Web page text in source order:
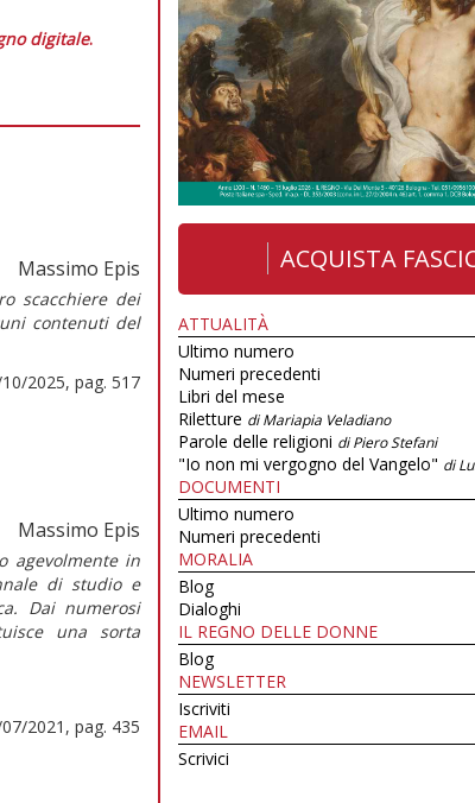
digitale.
Massimo Epis
scacchiere dei
contenuti del
2025, pag. 517
Massimo Epis
agevolmente in
di studio e
Dai numerosi
una sorta
2021, pag. 435
ACQUISTA
ATTUALITÀ
Ultimo numero
Numeri precedenti
Libri del mese
Riletture di Mariapia Veladiano
Parole delle religioni di Piero Stefani
"Io non mi vergogno del Vangelo" di
DOCUMENTI
Ultimo numero
Numeri precedenti
MORALIA
Blog
Dialoghi
IL REGNO DELLE DONNE
Blog
NEWSLETTER
Iscriviti
EMAIL
Scrivici